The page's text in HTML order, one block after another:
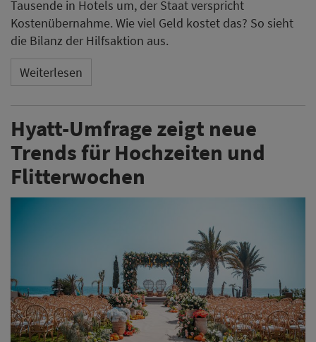
Tausende in Hotels um, der Staat verspricht
Kostenübernahme. Wie viel Geld kostet das? So sieht
die Bilanz der Hilfsaktion aus.
Weiterlesen
Hyatt-Umfrage zeigt neue
Trends für Hochzeiten und
Flitterwochen